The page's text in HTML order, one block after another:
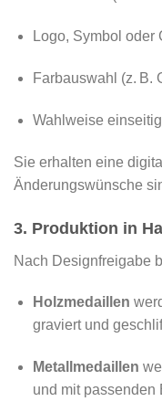
Logo, Symbol oder
Farbauswahl (z. B.
Wahlweise
Sie erhalten eine
Änderungswünsche
3. Produktion in
Nach Designfreigabe
Holzmedaillen
graviert und
Metallmedaillen
und mit passenden